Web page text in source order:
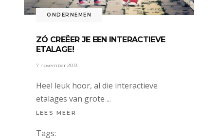
ONDERNEMEN
ZÓ CREËER JE EEN INTERACTIEVE
ETALAGE!
7 november 2013
Heel leuk hoor, al die interactieve
etalages van grote
LEES MEER
Tags: